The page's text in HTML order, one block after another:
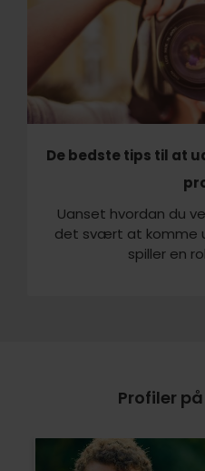
De bedste tips til at
Uanset hvordan du
det svært at komme
spiller en
Profiler